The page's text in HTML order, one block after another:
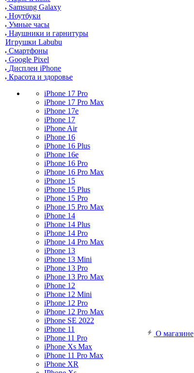
Samsung Galaxy
Ноутбуки
Умные часы
Наушники и гарнитуры
Игрушки Labubu
Смартфоны
Google Pixel
Дисплеи iPhone
Красота и здоровье
iPhone 17 Pro
iPhone 17 Pro Max
iPhone 17e
iPhone 17
iPhone Air
iPhone 16
iPhone 16 Plus
iPhone 16e
iPhone 16 Pro
iPhone 16 Pro Max
iPhone 15
iPhone 15 Plus
iPhone 15 Pro
iPhone 15 Pro Max
iPhone 14
iPhone 14 Plus
iPhone 14 Pro
iPhone 14 Pro Max
iPhone 13
iPhone 13 Mini
iPhone 13 Pro
iPhone 13 Pro Max
iPhone 12
iPhone 12 Mini
iPhone 12 Pro
iPhone 12 Pro Max
iPhone SE 2022
iPhone 11
iPhone 11 Pro
iPhone Xs Max
iPhone 11 Pro Max
iPhone XR
О магазине